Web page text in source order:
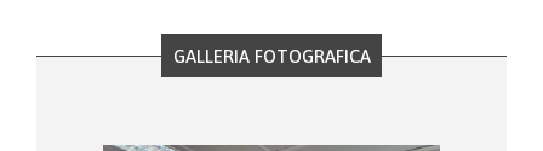
GALLERIA FOTOGRAFICA